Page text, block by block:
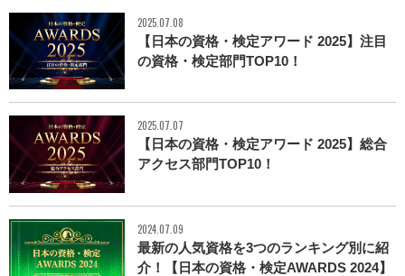
2025.07.08
【日本の資格・検定アワード 2025】注目
の資格・検定部門TOP10！
2025.07.07
【日本の資格・検定アワード 2025】総合
アクセス部門TOP10！
2024.07.09
最新の人気資格を3つのランキング別に紹
介！【日本の資格・検定AWARDS 2024】